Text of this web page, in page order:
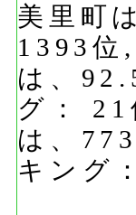
美里町
1393位
は、
グ：
は、
キング